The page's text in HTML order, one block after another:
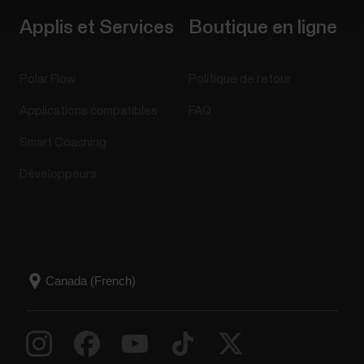
Applis et Services Boutique en ligne